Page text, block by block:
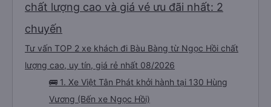
chất lượng cao và giá vé ưu đãi nhất: 2
chuyến
Tư vấn TOP 2 xe khách đi Bàu Bàng từ Ngọc Hồi chất
lượng cao, uy tín, giá rẻ nhất 08/2026
🚌 1. Xe Việt Tân Phát khởi hành tại 130 Hùng
Vương (Bến xe Ngọc Hồi)